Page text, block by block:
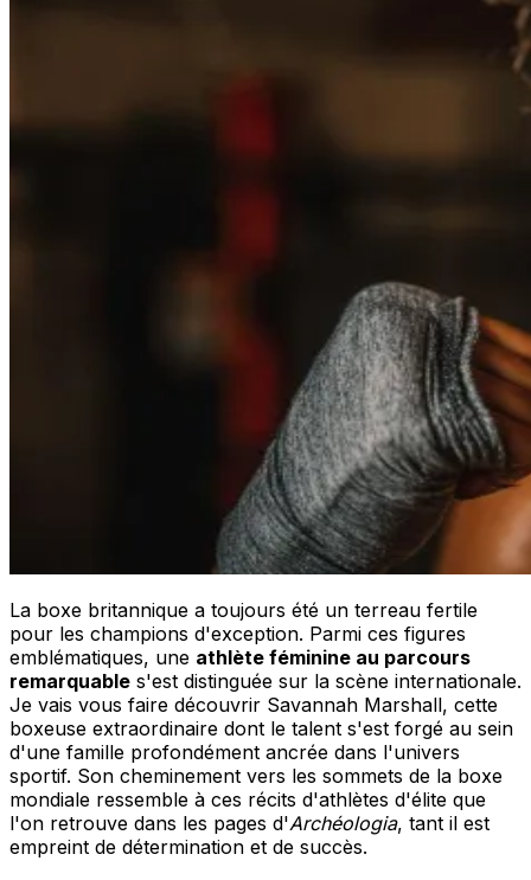
La boxe britannique a toujours été un terreau fertile
pour les champions d'exception. Parmi ces figures
emblématiques, une athlète féminine au parcours
remarquable s'est distinguée sur la scène internationale.
Je vais vous faire découvrir Savannah Marshall, cette
boxeuse extraordinaire dont le talent s'est forgé au sein
d'une famille profondément ancrée dans l'univers
sportif. Son cheminement vers les sommets de la boxe
mondiale ressemble à ces récits d'athlètes d'élite que
l'on retrouve dans les pages d'Archéologia, tant il est
empreint de détermination et de succès.